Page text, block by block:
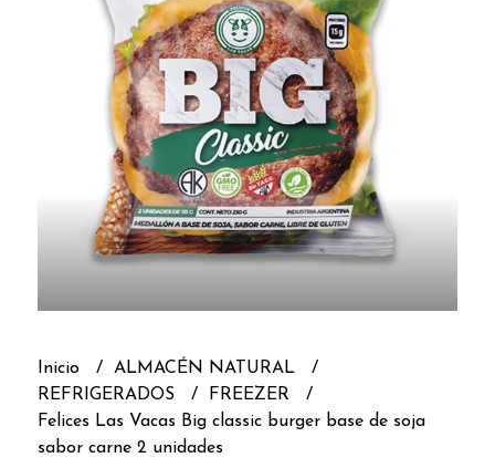
Inicio
ALMACÉN NATURAL
REFRIGERADOS
FREEZER
Felices Las Vacas Big classic burger base de soja
sabor carne 2 unidades